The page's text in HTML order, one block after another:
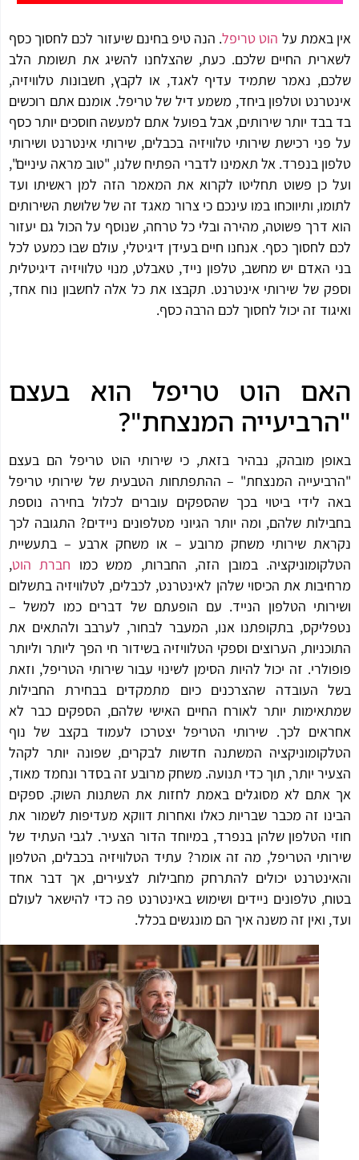
באמת עלהוט טריפל. הנה טיפ בחינם שיעזור לכם לחסוך כסף
החיים שלכם. כעת, שהצלחנו להשיג את תשומת הלב
נאמר שתמיד עדיף לאגד, או לקבץ, חשבונות טלוויזיה,
וטלפון ביחד, משמע דיל של טריפל. אומנם אתם רוכשים
יותר שירותים, אבל בפועל אתם למעשה חוסכים יותר כסף
רכישת שירותי טלוויזיה בכבלים, שירותי אינטרנט ושירותי
בנפרד. אל תאמינו לדברי הפתיח שלנו, "טוב מראה עיניים",
כן פשוט תחליטו לקרוא את המאמר הזה למן ראשיתו ועד
ותיווכחו במו עינכם כי צרור מאגד זה של שלושת השירותים
דרך פשוטה, מהירה ובלי כל טרחה, שנוסף על הכול גם יעזור
לחסוך כסף. אנחנו חיים בעידן דיגיטלי, עולם שבו כמעט לכל
האדם יש מחשב, טלפון נייד, טאבלט, מנוי טלוויזיה דיגיטלית
של שירותי אינטרנט. תקבצו את כל אלה לחשבון נוח אחד,
זה יכול לחסוך לכם הרבה כסף.
הוט טריפל הוא בעצם
המנצחת"?
מובהק, נבהיר בזאת, כי שירותי הוט טריפל הם בעצם
המנצחת" – ההתפתחות הטבעית של שירותי טריפל
לידי ביטוי בכך שהספקים עוברים לכלול בחירה נוספת
שלהם, ומה יותר הגיוני מטלפונים ניידים? התגובה לכך
שירותי משחק מרובע – או משחק ארבע – בתעשיית
במובן הזה, החברות, ממש כמוחברת הוט
את הכיסוי שלהן לאינטרנט, לכבלים, לטלוויזיה בתשלום
הטלפון הנייד. עם הופעתם של דברים כמו למשל –
בתקופתנו אנו, המעבר לבחור, לערבב ולהתאים את
הערוצים וספקי הטלוויזיה בשידור חי הפך ליותר וליותר
זה יכול להיות הסימן לשינוי עבור שירותי הטריפל, וזאת
העובדה שהצרכנים כיום מתמקדים בבחירת החבילות
יותר לאורח החיים האישי שלהם, הספקים כבר לא
לכך. שירותי הטריפל יצטרכו לעמוד בקצב של נוף
המשתנה חדשות לבקרים, שפונה יותר לקהל
יותר, תוך כדי תנועה. משחק מרובע זה בסדר ונחמד מאוד,
אתם לא מסוגלים באמת לחזות את השתנות השוק. ספקים
זה מכבר שבריות כאלו ואחרות דווקא מעדיפות לשמור את
הטלפון שלהן בנפרד, במיוחד הדור הצעיר. לגבי העתיד של
הטריפל, מה זה אומר? עתיד הטלוויזיה בכבלים, הטלפון
יכולים להתרחק מחבילות לצעירים, אך דבר אחד
טלפונים ניידים ושימוש באינטרנט פה כדי להישאר לעולם
ואין זה משנה איך הם מונגשים בכלל.